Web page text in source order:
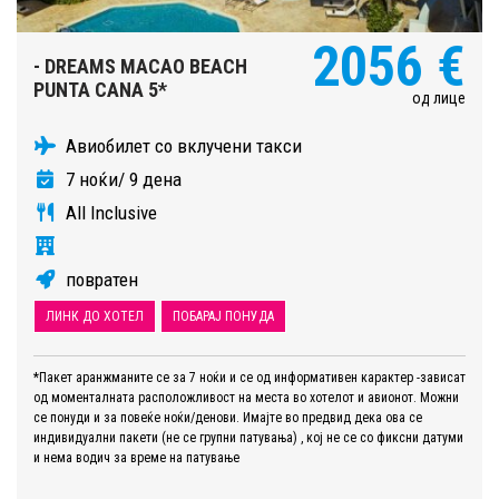
- DREAMS MACAO BEACH
PUNTA CANA 5*
2056 €
од лице
Авиобилет со вклучени такси
7 ноќи/ 9 дена
All Inclusive
повратен
ЛИНК ДО ХОТЕЛ ПОБАРАЈ ПОНУДА
*Пакет аранжманите се за 7 ноќи и се од информативен карактер -зависат
од моменталната расположливост на места во хотелот и авионот. Можни
се понуди и за повеќе ноќи/денови. Имајте во предвид дека ова се
индивидуални пакети (не се групни патувања) , кој не се со фиксни датуми
и нема водич за време на патување